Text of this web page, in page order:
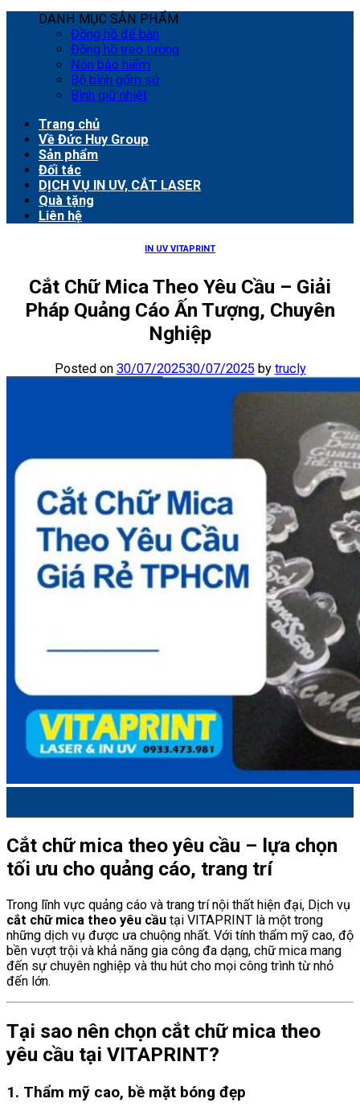
DANH MỤC SẢN PHẨM
Đồng hồ để bàn
Đồng hồ treo tường
Nón bảo hiểm
Bộ bình gốm sứ
Bình giữ nhiệt
Trang chủ
Về Đức Huy Group
Sản phẩm
Đối tác
DỊCH VỤ IN UV, CẮT LASER
Quà tặng
Liên hệ
IN UV VITAPRINT
Cắt Chữ Mica Theo Yêu Cầu – Giải
Pháp Quảng Cáo Ấn Tượng, Chuyên
Nghiệp
Posted on 30/07/202530/07/2025by trucly
Cắt chữ mica theo yêu cầu – lựa chọn
tối ưu cho quảng cáo, trang trí
Trong lĩnh vực quảng cáo và trang trí nội thất hiện đại, Dịch vụ
cắt chữ mica theo yêu cầu tại VITAPRINT là một trong
những dịch vụ được ưa chuộng nhất. Với tính thẩm mỹ cao, độ
bền vượt trội và khả năng gia công đa dạng, chữ mica mang
đến sự chuyên nghiệp và thu hút cho mọi công trình từ nhỏ
đến lớn.
Tại sao nên chọn cắt chữ mica theo
yêu cầu tại VITAPRINT?
1. Thẩm mỹ cao, bề mặt bóng đẹp